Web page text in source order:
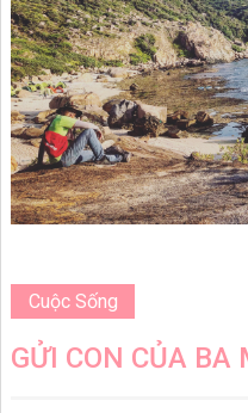
Cuộc Sống
GỬI CON CỦA BA